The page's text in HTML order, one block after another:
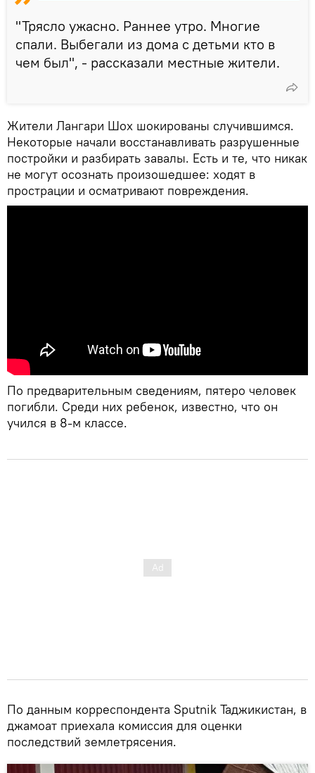
"Трясло ужасно. Раннее утро. Многие
спали. Выбегали из дома с детьми кто в
чем был", - рассказали местные жители.
Жители Лангари Шох шокированы случившимся.
Некоторые начали восстанавливать разрушенные
постройки и разбирать завалы. Есть и те, что никак
не могут осознать произошедшее: ходят в
прострации и осматривают повреждения.
По предварительным сведениям, пятеро человек
погибли. Среди них ребенок, известно, что он
учился в 8-м классе.
По данным корреспондента Sputnik Таджикистан, в
джамоат приехала комиссия для оценки
последствий землетрясения.